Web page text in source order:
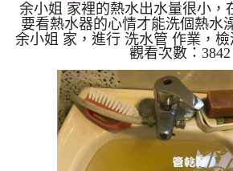
段 水管清洗
余小姐 家裡的熱水出水量很小，
要看熱水器的心情才能洗個熱水
余小姐 家，進行 洗水管 作業，
動作不太正常，本公司架起 高周
入 檸檬酸水 至管路裡面，等了約
洗機 ，啟動 螺旋波 模式，一開始
就越多，源源不絕，如下影片，
量恢復正常，余小姐不用再看熱
了!! 如是自來水，如水管老化，會
積，洗出來的水就會是咖啡色，
管壁上會結成黑色
觀看次數：3842